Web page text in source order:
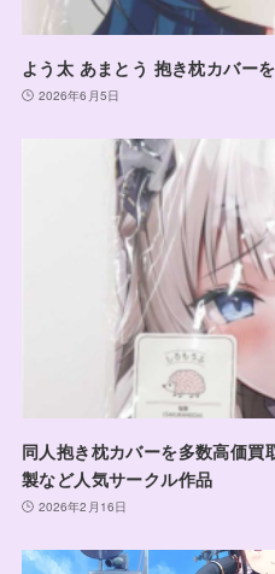
よう太 あまとう 抱き枕カバー
2026年6月5日
同人抱き枕カバーを多数高価
製など人気サークル作品
2026年2月16日